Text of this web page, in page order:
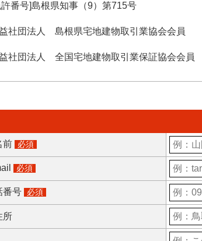
許番号]島根県知事（9）第715号
社団法人 島根県宅地建物取引業協会会員
社団法人 全国宅地建物取引業保証協会会員